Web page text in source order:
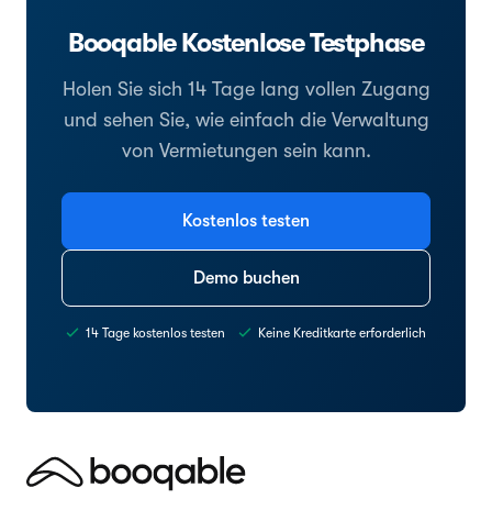
Booqable Kostenlose Testphase
Holen Sie sich 14 Tage lang vollen Zugang
und sehen Sie, wie einfach die Verwaltung
von Vermietungen sein kann.
Kostenlos testen
Demo buchen
14 Tage kostenlos testen Keine Kreditkarte erforderlich